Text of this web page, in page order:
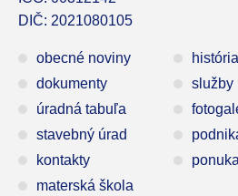
DIČ: 2021080105
obecné noviny
dokumenty
služby
úradná tabuľa
stavebný úrad
kontakty
materská škola